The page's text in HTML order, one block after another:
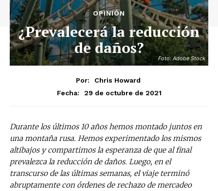
Foto: Adobe Stock
OPINIÓN
¿Prevalecerá la reducción
de daños?
Por:
Chris Howard
Fecha:
29 de octubre de 2021
Durante los últimos 10 años hemos montado juntos en
una montaña rusa. Hemos experimentado los mismos
altibajos y compartimos la esperanza de que al final
prevalezca la reducción de daños. Luego, en el
transcurso de las últimas semanas, el viaje terminó
abruptamente con órdenes de rechazo de mercadeo